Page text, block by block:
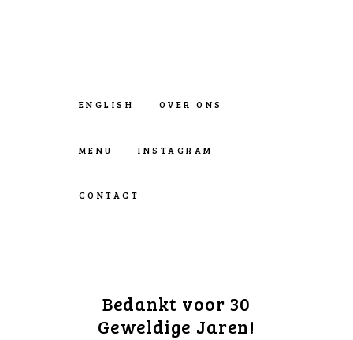
ENGLISH OVER ONS
MENU INSTAGRAM
CONTACT
Bedankt voor 30
Geweldige Jaren!